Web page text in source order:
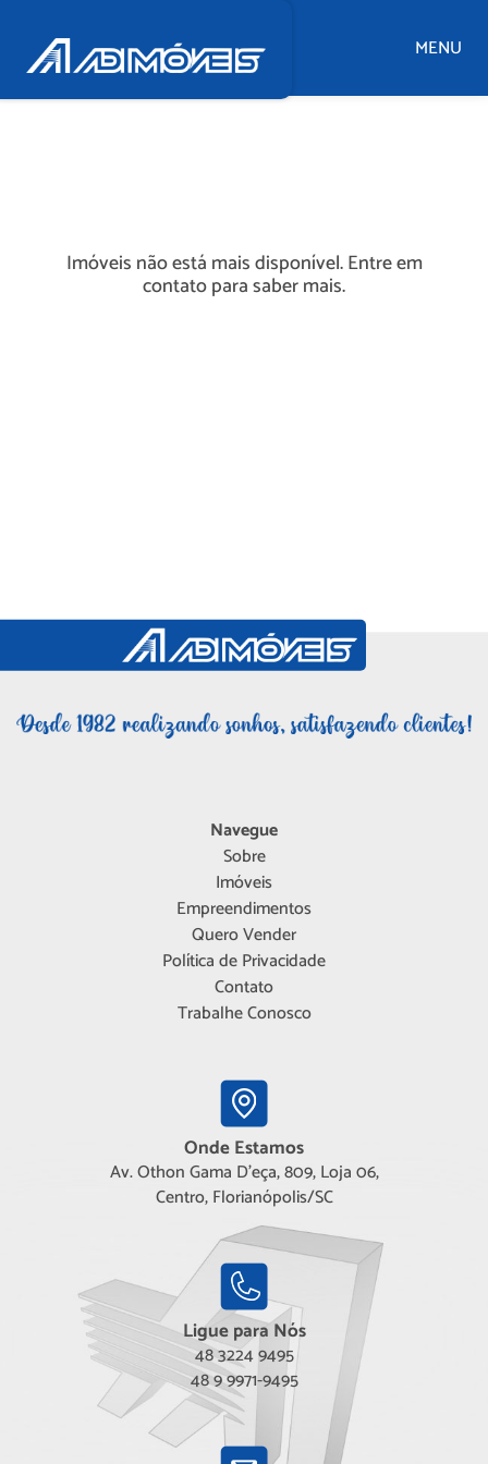
MENU
Imóveis não está mais disponível. Entre em
contato para saber mais.
Navegue
Sobre
Imóveis
Empreendimentos
Quero Vender
Política de Privacidade
Contato
Trabalhe Conosco
Onde Estamos
Av. Othon Gama D'eça, 809, Loja 06,
Centro, Florianópolis/SC
Ligue para Nós
48 3224 9495
48 9 9971-9495